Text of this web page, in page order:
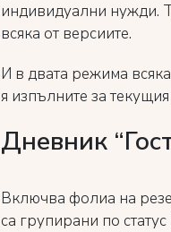
индивидуални нужди.
всяка от версиите.
И в двата режима
я изпълните за
Дневник
Включва фолиа на
са групирани по